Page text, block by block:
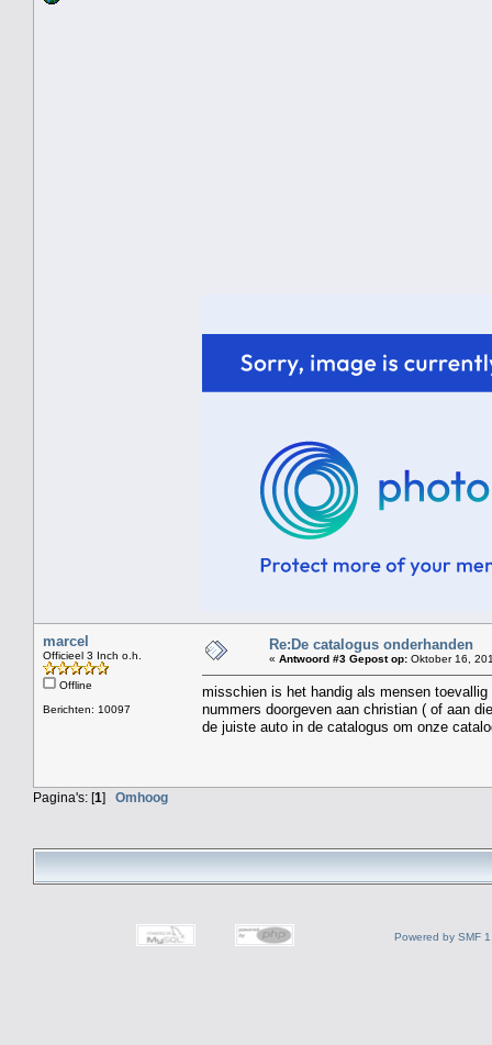
marcel
Officieel 3 Inch o.h.
Offline
Berichten: 10097
Re:De catalogus onderhanden
« Antwoord #3 Gepost op: Oktober 16,
misschien is het handig als mensen
nummers doorgeven aan christian ( of aan
de juiste auto in de catalogus om onze
Pagina's: [1] Omhoog
Powered by SMF